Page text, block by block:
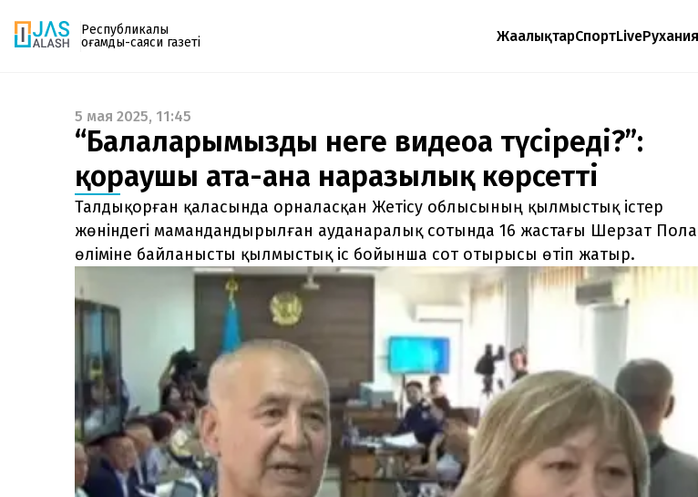
Республикалық
қоғамдық-саяси газеті
ЖаңалықтарСпортLive
Газетке жазылу
PDF форматтағы газетті ай сайын электронды
поштаңызға алып отырыңыз. Жаңа нөмір
шыққан сәтте сізге бірден жіберіледі. Тек email
енгізіңіз, біз қалғанын өзіміз жібереміз.
5 мая 2025, 11:45
“Балаларымызды неге видеоға түсіреді?”:
қорғаушы ата-ана наразылық көрсетті
Талдықорған қаласында орналасқан Жетісу облысының қылмыстық істер
жөніндегі мамандандырылған ауданаралық сотында 16 жастағы Шерзат
өліміне байланысты қылмыстық іс бойынша сот отырысы өтіп жатыр.